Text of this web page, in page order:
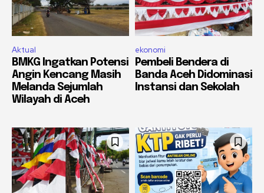
Aktual
BMKG Ingatkan Potensi
Angin Kencang Masih
Melanda Sejumlah
Wilayah di Aceh
ekonomi
Pembeli Bendera di
Banda Aceh Didominasi
Instansi dan Sekolah